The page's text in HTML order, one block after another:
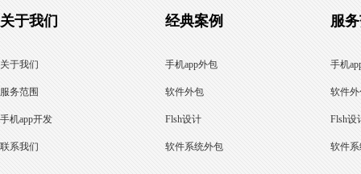
关于我们
关于我们
服务范围
手机app开发
联系我们
经典案例
手机app外包
软件外包
Flsh设计
软件系统外包
服
手机
软件
Flsh设
软件